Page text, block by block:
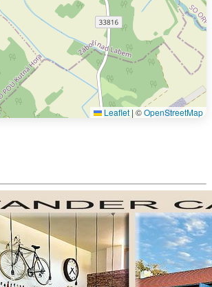
Leaflet | ©OpenStreetMap